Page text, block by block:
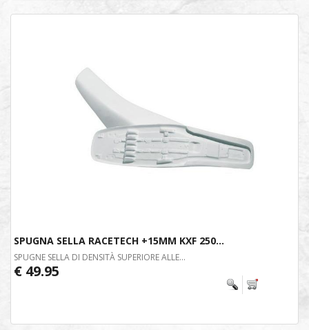
SPUGNA SELLA RACETECH +15MM KXF 250...
SPUGNE SELLA DI DENSITÀ SUPERIORE ALLE...
€ 49.95